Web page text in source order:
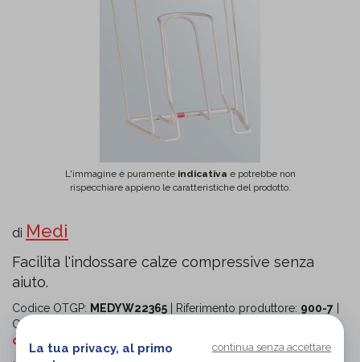
L'immagine è puramente indicativa e potrebbe non
rispecchiare appieno le caratteristiche del prodotto.
di Medi
Facilita l'indossare calze compressive senza
aiuto.
Codice OTGP: MEDYW22365 | Riferimento produttore: 900-7
Categoria:
quotidiana
» Ausili per autosufficienza
La tua privacy, al primo
continua senza accettare